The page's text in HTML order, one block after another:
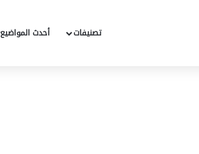
تصنيفات أحدث المواضيع